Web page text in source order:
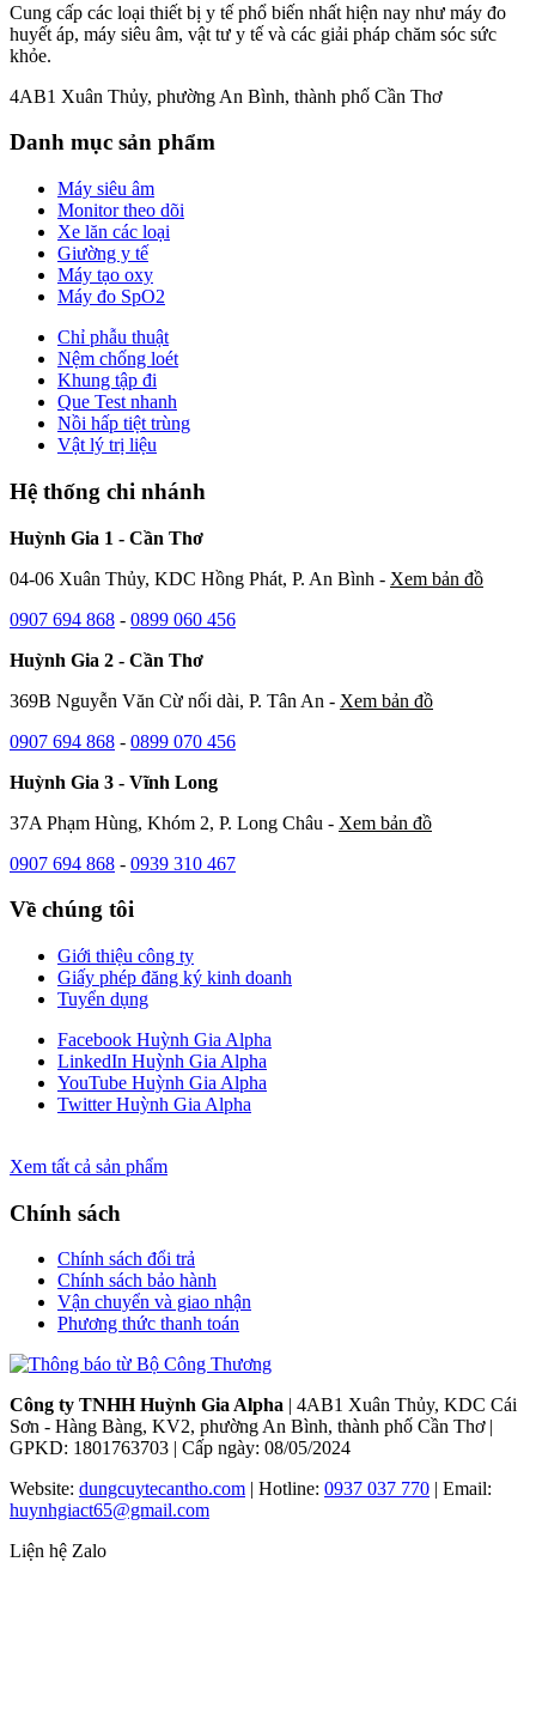
Cung cấp các loại thiết bị y tế phổ biến nhất hiện nay như máy đo
huyết áp, máy siêu âm, vật tư y tế và các giải pháp chăm sóc sức
khỏe.
4AB1 Xuân Thủy, phường An Bình, thành phố Cần Thơ
Danh mục sản phẩm
Máy siêu âm
Monitor theo dõi
Xe lăn các loại
Giường y tế
Máy tạo oxy
Máy đo SpO2
Chỉ phẫu thuật
Nệm chống loét
Khung tập đi
Que Test nhanh
Nồi hấp tiệt trùng
Vật lý trị liệu
Hệ thống chi nhánh
Huỳnh Gia 1 - Cần Thơ
04-06 Xuân Thủy, KDC Hồng Phát, P. An Bình - Xem bản đồ
0907 694 868 - 0899 060 456
Huỳnh Gia 2 - Cần Thơ
369B Nguyễn Văn Cừ nối dài, P. Tân An - Xem bản đồ
0907 694 868 - 0899 070 456
Huỳnh Gia 3 - Vĩnh Long
37A Phạm Hùng, Khóm 2, P. Long Châu - Xem bản đồ
0907 694 868 - 0939 310 467
Về chúng tôi
Giới thiệu công ty
Giấy phép đăng ký kinh doanh
Tuyển dụng
Facebook Huỳnh Gia Alpha
LinkedIn Huỳnh Gia Alpha
YouTube Huỳnh Gia Alpha
Twitter Huỳnh Gia Alpha
Xem tất cả sản phẩm
Chính sách
Chính sách đổi trả
Chính sách bảo hành
Vận chuyển và giao nhận
Phương thức thanh toán
Công ty TNHH Huỳnh Gia Alpha | 4AB1 Xuân Thủy, KDC Cái
Sơn - Hàng Bàng, KV2, phường An Bình, thành phố Cần Thơ |
GPKD: 1801763703 | Cấp ngày: 08/05/2024
Website: dungcuytecantho.com | Hotline: 0937 037 770 | Email:
huynhgiact65@gmail.com
Liện hệ Zalo